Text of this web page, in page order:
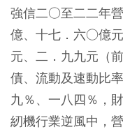
強信二○至二二年
億、十七．六○億
元、二．九九元（
債、流動及速動比
九％、一八四％，
紉機行業逆風中，